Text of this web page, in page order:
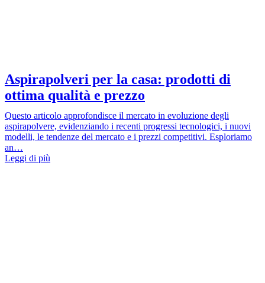
Aspirapolveri per la casa: prodotti di
ottima qualità e prezzo
Questo articolo approfondisce il mercato in evoluzione degli
aspirapolvere, evidenziando i recenti progressi tecnologici, i nuovi
modelli, le tendenze del mercato e i prezzi competitivi. Esploriamo
an…
Leggi di più